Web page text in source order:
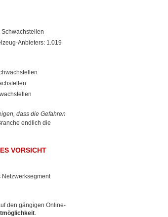
Schwachstellen
Anbieters: 1.019
dass die Gefahren
endlich die
VORSICHT
Netzwerksegment
den gängigen Online-
.